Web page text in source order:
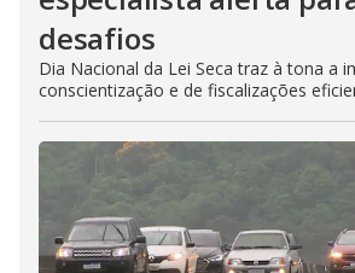
desafios
Dia Nacional da Lei Seca traz à tona a
conscientização e de fiscalizações